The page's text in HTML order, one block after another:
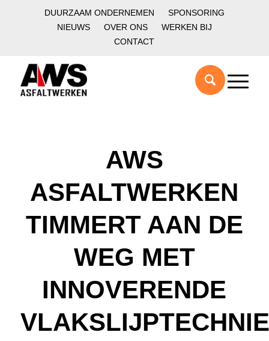
DUURZAAM ONDERNEMEN
SPONSORING
NIEUWS
OVER ONS
WERKEN BIJ
CONTACT
AWS
ASFALTWERKEN
TIMMERT AAN DE
WEG MET
INNOVERENDE